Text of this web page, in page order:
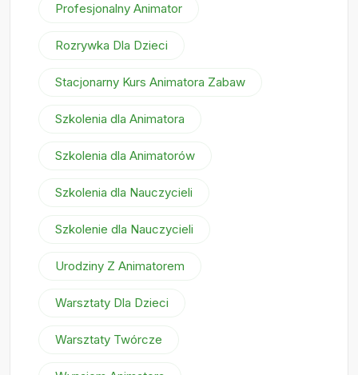
Profesjonalny Animator
Rozrywka Dla Dzieci
Stacjonarny Kurs Animatora Zabaw
Szkolenia dla Animatora
Szkolenia dla Animatorów
Szkolenia dla Nauczycieli
Szkolenie dla Nauczycieli
Urodziny Z Animatorem
Warsztaty Dla Dzieci
Warsztaty Twórcze